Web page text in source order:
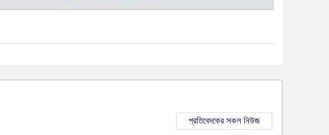
প্রতিবেদকের সকল নিউজ